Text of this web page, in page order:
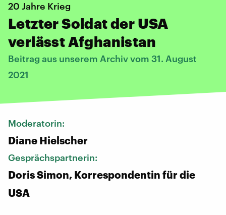
20 Jahre Krieg
Letzter Soldat der USA
verlässt Afghanistan
Beitrag aus unserem Archiv vom 31. August
2021
Moderatorin:
Diane Hielscher
Gesprächspartnerin:
Doris Simon, Korrespondentin für die
USA